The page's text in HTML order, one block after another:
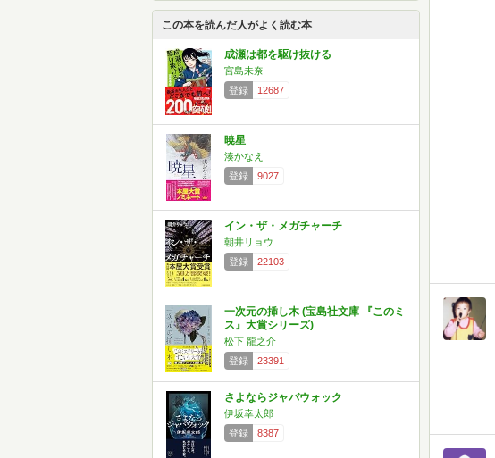
この本を読んだ人がよく読む本
成瀬は都を駆け抜ける
宮島未奈
登録
12687
暁星
湊かなえ
登録
9027
イン・ザ・メガチャーチ
朝井リョウ
登録
22103
一次元の挿し木 (宝島社文庫 『このミ
ス』大賞シリーズ)
松下 龍之介
登録
23391
さよならジャバウォック
伊坂幸太郎
登録
8387